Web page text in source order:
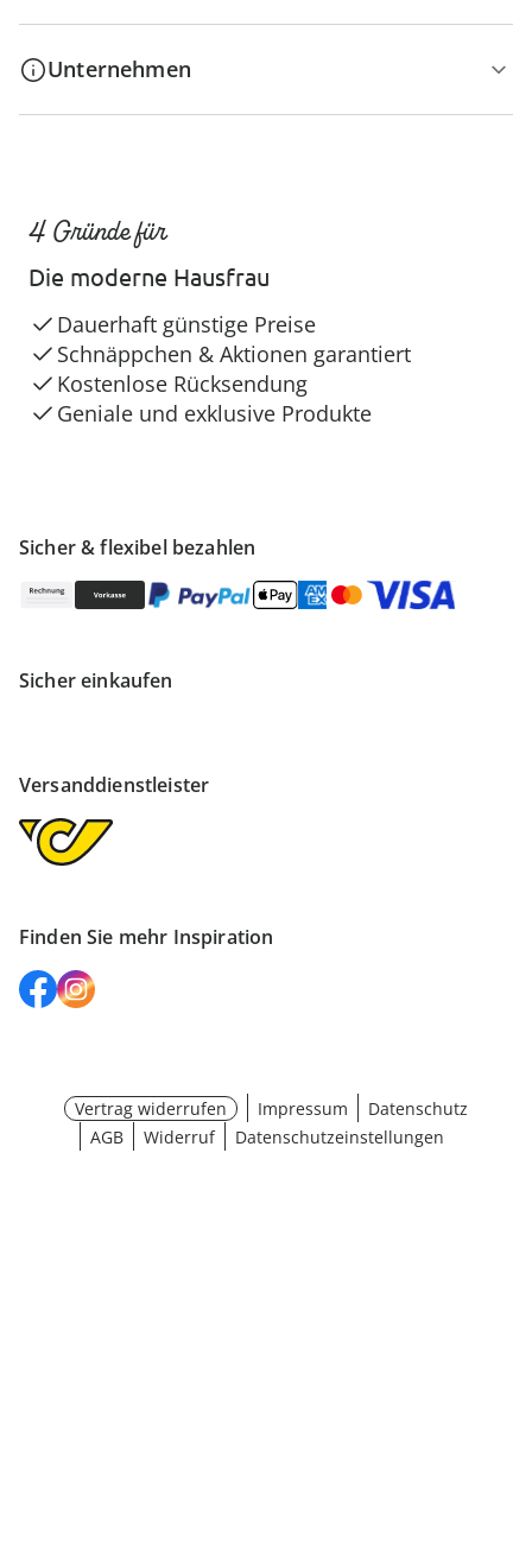
Unternehmen
Sicher & flexibel bezahlen
Sicher einkaufen
Versanddienstleister
Finden Sie mehr Inspiration
4 Gründe für
Die moderne Hausfrau
Dauerhaft günstige Preise
Schnäppchen & Aktionen garantiert
Kostenlose Rücksendung
Geniale und exklusive Produkte
Vertrag widerrufen Impressum
Datenschutz
AGB
Widerruf Datenschutzeinstellungen